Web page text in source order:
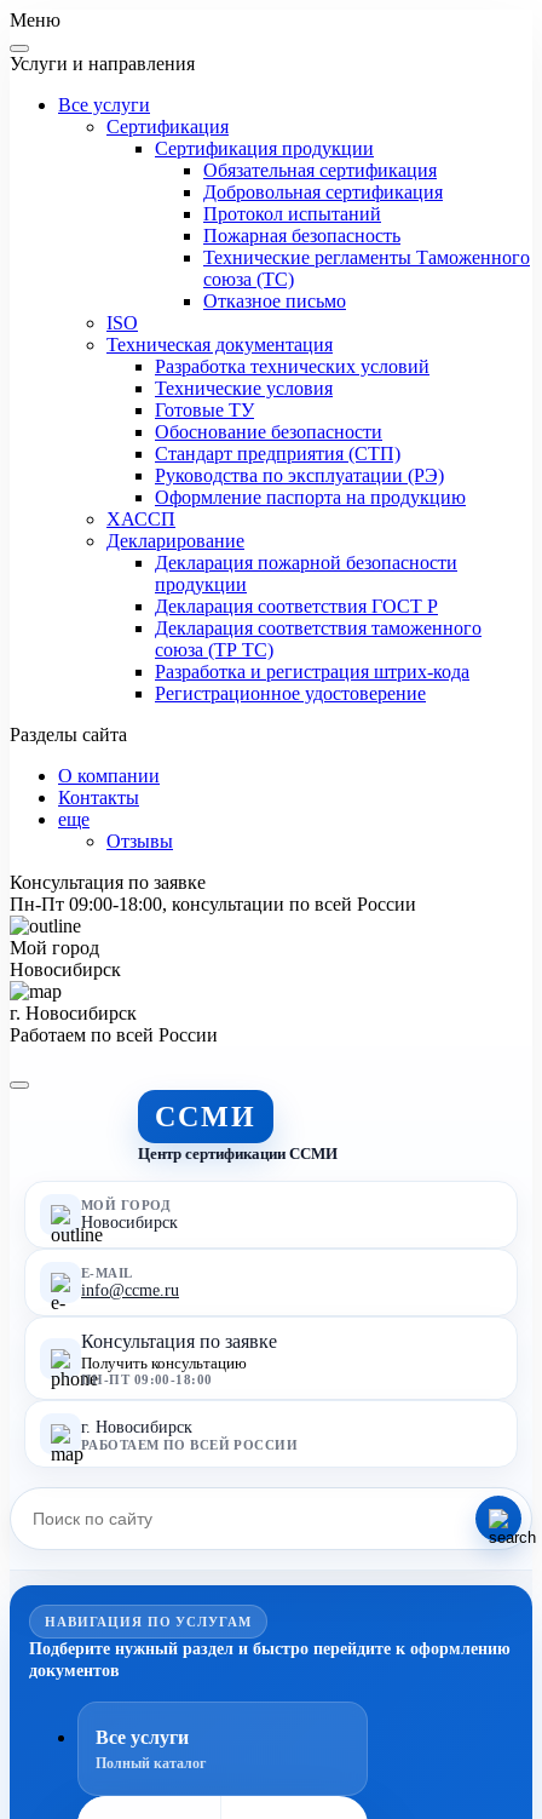
Меню
Услуги и направления
Все услуги
Сертификация
Сертификация продукции
Обязательная сертификация
Добровольная сертификация
Протокол испытаний
Пожарная безопасность
Технические регламенты Таможенного
союза (ТС)
Отказное письмо
ISO
Техническая документация
Разработка технических условий
Технические условия
Готовые ТУ
Обоснование безопасности
Стандарт предприятия (СТП)
Руководства по эксплуатации (РЭ)
Оформление паспорта на продукцию
ХАССП
Декларирование
Декларация пожарной безопасности
продукции
Декларация соответствия ГОСТ Р
Декларация соответствия таможенного
союза (ТР ТС)
Разработка и регистрация штрих-кода
Регистрационное удостоверение
Разделы сайта
О компании
Контакты
еще
Отзывы
Консультация по заявке
Пн-Пт 09:00-18:00, консультации по всей России
Мой город
Новосибирск
г. Новосибирск
Работаем по всей России
ССМИ
Центр сертификации ССМИ
МОЙ ГОРОД
Новосибирск
E-MAIL
info@ccme.ru
Консультация по заявке
Получить консультацию
ПН-ПТ 09:00-18:00
г. Новосибирск
РАБОТАЕМ ПО ВСЕЙ РОССИИ
НАВИГАЦИЯ ПО УСЛУГАМ
Подберите нужный раздел и быстро перейдите к оформлению
документов
Все услуги
Полный каталог